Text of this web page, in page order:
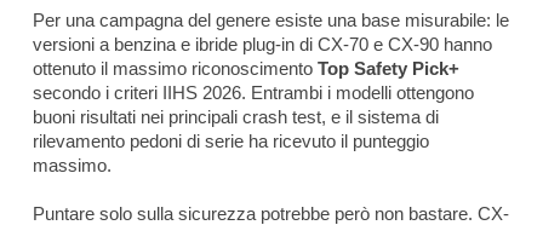
Per una campagna del genere esiste una base misurabile: le
versioni a benzina e ibride plug-in di CX-70 e CX-90 hanno
ottenuto il massimo riconoscimento Top Safety Pick+
secondo i criteri IIHS 2026. Entrambi i modelli ottengono
buoni risultati nei principali crash test, e il sistema di
rilevamento pedoni di serie ha ricevuto il punteggio
massimo.
Puntare solo sulla sicurezza potrebbe però non bastare. CX-